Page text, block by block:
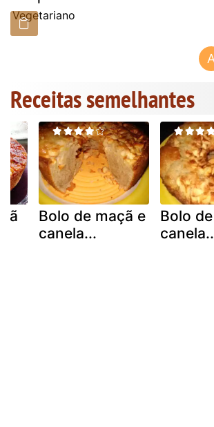
Vegetariano
Receitas semelhantes
Bolo de maçã e
canela...
Bolo